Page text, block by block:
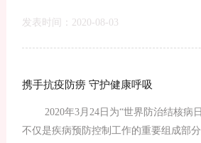
发表时间：2020-08-03
携手抗疫防痨 守护健康呼吸
2020年3月24日为“世界防治结核病
不仅是疾病预防控制工作的重要组成部